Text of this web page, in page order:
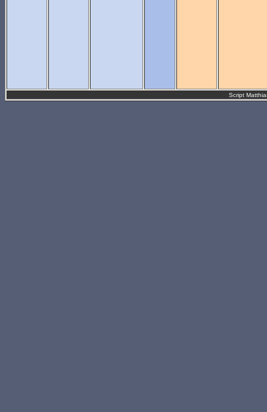
Script